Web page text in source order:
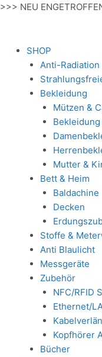
Zum
>>> NEU
SHOP
Anti-
Bekleidung
Mützen &
Mutter &
Bett & Heim
Baldachine
Decken
Stoffe &
Anti Blaulicht
Messgeräte
Zubehör
NFC/RFID
Ethernet/
Kopfhörer
Bücher